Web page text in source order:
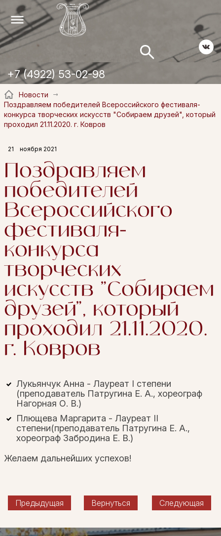
+7 (4922) 53-02-98
Новости
Поздравляем победителей Всероссийского фестиваля-
конкурса творческих искусств "Собираем друзей", который
проходил 21.11.2020. г. Ковров
21 ноября 2021
Поздравляем
победителей
Всероссийского
фестиваля-
конкурса
творческих
искусств "Собираем
друзей", который
проходил 21.11.2020.
г. Ковров
Лукьянчук Анна - Лауреат I степени
(преподаватель Патругина Е. А., хореограф
Нагорная О. В.)
Плющева Маргарита - Лауреат II
степени(преподаватель Патругина Е. А.,
хореограф Забродина Е. В.)
Желаем дальнейших успехов!
Предыдущая Вернуться Следующая